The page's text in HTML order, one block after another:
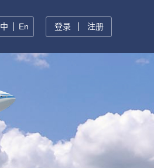
中 En 登录 注册